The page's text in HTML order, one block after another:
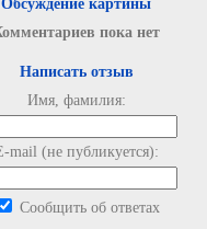
Обсуждение картины
пока нет
Написать отзыв
Имя, фамилия:
mail (не публикуется):
Сообщить об ответах